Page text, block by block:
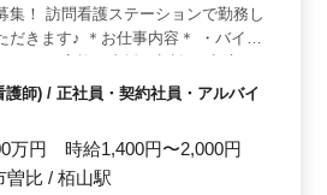
集！ 訪問看護ステーションで勤務し
だきます♪ ＊お仕事内容＊ ・バイタ
など ☆1日4〜5件、小田原市エリア
事業所は駅チカ！徒歩5分程度 とっ
い条件です♪皆様からのご応募お待ち
師) / 正社員・契約社員・アルバイ
万円 時給1,400円〜2,000円
曽比 / 栢山駅